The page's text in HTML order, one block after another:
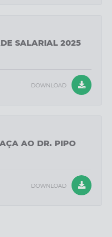
SALARIAL 2025
DOWNLOAD
AO DR. PIPO
DOWNLOAD